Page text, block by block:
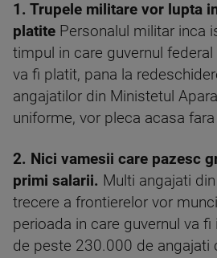
1. Trupele militare vor lupta
platite Personalul militar inca
timpul in care guvernul
va fi platit, pana la
angajatilor din Ministetul
uniforme, vor pleca acasa
2. Nici vamesii care pazesc
primi salarii. Multi angajati
trecere a frontierelor vor
perioada in care guvernul va
de peste 230.000 de angajati